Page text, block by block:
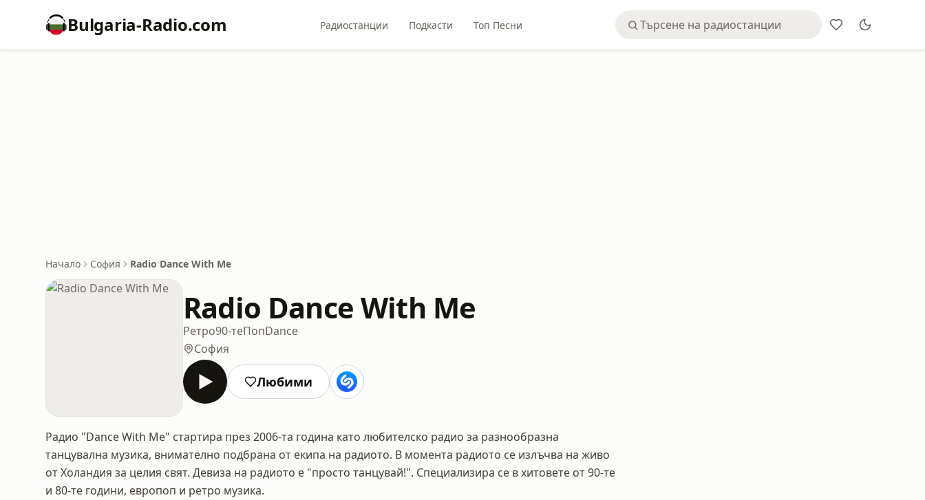
Bulgaria-Radio.com Радиостанции Подкасти Топ Песни
Начало София Radio Dance With Me
Radio Dance With Me
Ретро90-теПопDance
София
Любими
Радио "Dance With Me" стартира през 2006-та година като любителско радио за разнообразна
танцувална музика, внимателно подбрана от екипа на радиото. В момента радиото се излъчва на живо
от Холандия за целия свят. Девиза на радиото е "просто танцувай!". Специализира се в хитовете от 90-те
и 80-те години, европоп и ретро музика.